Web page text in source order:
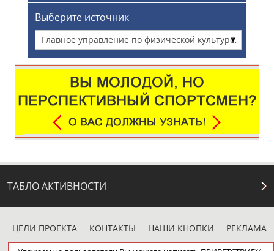
Выберите источник
Главное управление по физической культуре,
спорту и туризму администрации г.
Красноярска
ТАБЛО АКТИВНОСТИ
ЦЕЛИ ПРОЕКТА КОНТАКТЫ НАШИ КНОПКИ РЕКЛАМА